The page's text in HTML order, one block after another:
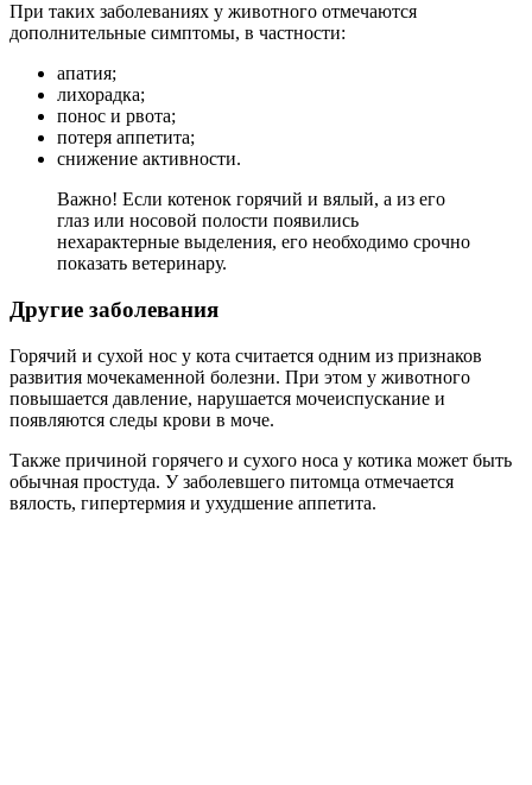
При таких заболеваниях у животного отмечаются
дополнительные симптомы, в частности:
апатия;
лихорадка;
понос и рвота;
потеря аппетита;
снижение активности.
Важно! Если котенок горячий и вялый, а из его
глаз или носовой полости появились
нехарактерные выделения, его необходимо срочно
показать ветеринару.
Другие заболевания
Горячий и сухой нос у кота считается одним из признаков
развития мочекаменной болезни. При этом у животного
повышается давление, нарушается мочеиспускание и
появляются следы крови в моче.
Также причиной горячего и сухого носа у котика может быть
обычная простуда. У заболевшего питомца отмечается
вялость, гипертермия и ухудшение аппетита.